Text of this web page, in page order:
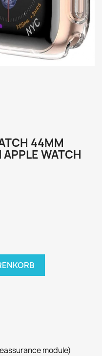
44MM
WATCH
module)